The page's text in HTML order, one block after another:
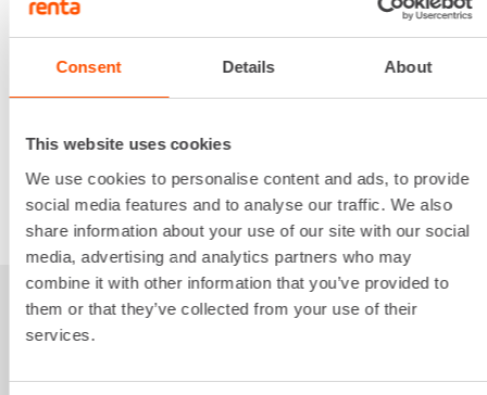
Consent Details About
This website uses cookies
We use cookies to personalise content and ads, to provide
social media features and to analyse our traffic. We also
share information about your use of our site with our social
media, advertising and analytics partners who may
combine it with other information that you’ve provided to
them or that they’ve collected from your use of their
services.
12 kg
Ensimmäinen pv / pv
Alv 0 %
VUOKRAA
Sinua saattaisi